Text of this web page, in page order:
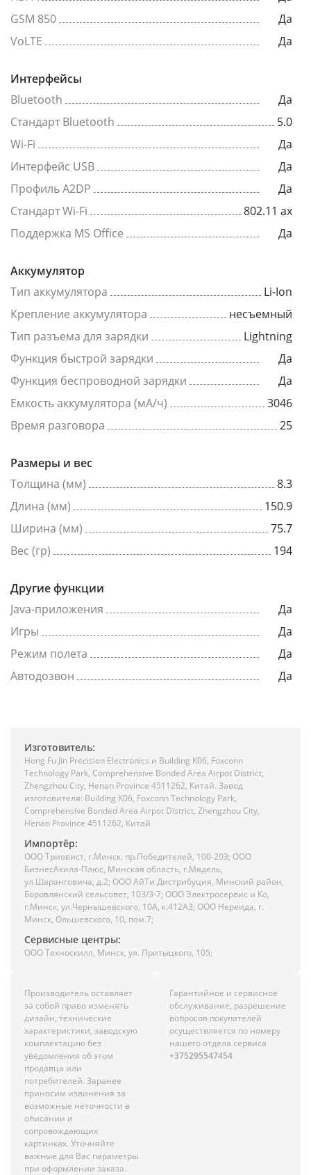
GSM 850
Да
VoLTE
Да
Интерфейсы
Bluetooth
Да
Стандарт Bluetooth
5.0
Wi-Fi
Да
Интерфейс USB
Да
Профиль A2DP
Да
Стандарт Wi-Fi
802.11 ax
Поддержка MS Office
Да
Аккумулятор
Тип аккумулятора
Li-Ion
Крепление аккумулятора
несъемный
Тип разъема для зарядки
Lightning
Функция быстрой зарядки
Да
Функция беспроводной зарядки
Да
Емкость аккумулятора (мА/ч)
3046
Время разговора
25
Размеры и вес
Толщина (мм)
8.3
Длина (мм)
150.9
Ширина (мм)
75.7
Вес (гр)
194
Другие функции
Java-приложения
Да
Игры
Да
Режим полета
Да
Автодозвон
Да
Изготовитель:
Hong Fu Jin Precision Electronics и Building K06, Foxconn
Technology Park, Comprehensive Bonded Area Airpot District,
Zhengzhou City, Henan Province 4511262, Китай. Завод
изготовителя: Building K06, Foxconn Technology Park,
Comprehensive Bonded Area Airpot District, Zhengzhou City,
Henan Province 4511262, Китай
Импортёр:
ООО Триовист, г.Минск, пр.Победителей, 100-203; ООО
БизнесАкила-Плюс, Минская область, г.Мядель,
ул.Шаранговича, д.2; ООО АйТи Дистрибуция, Минский район,
Боровлянский сельсовет, 103/3-7; ООО Электросервис и Ко,
г.Минск, ул.Чернышевского, 10А, к.412АЗ; ООО Нереида, г.
Минск, Ольшевского, 10, пом.7;
Сервисные центры:
ООО Техноскилл, Минск, ул. Притыцкого, 105;
Производитель оставляет
за собой право изменять
дизайн, технические
характеристики, заводскую
комплектацию без
уведомления об этом
продавца или
потребителей. Заранее
приносим извинения за
возможные неточности в
описании и
сопровождающих
картинках. Уточняйте
важные для Вас параметры
при оформлении заказа.
Гарантийное и сервисное
обслуживание, разрешение
вопросов покупателей
осуществляется по номеру
нашего отдела сервиса
+375295547454